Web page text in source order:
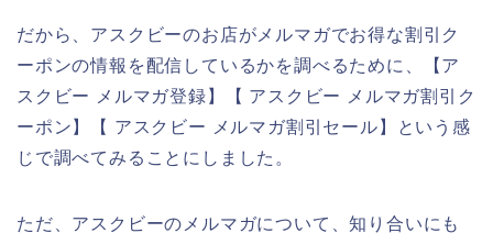
だから、アスクビーのお店がメルマガでお得な割引ク
ーポンの情報を配信しているかを調べるために、【ア
スクビー メルマガ登録】【 アスクビー メルマガ割引ク
ーポン】【 アスクビー メルマガ割引セール】という感
じで調べてみることにしました。
ただ、アスクビーのメルマガについて、知り合いにも